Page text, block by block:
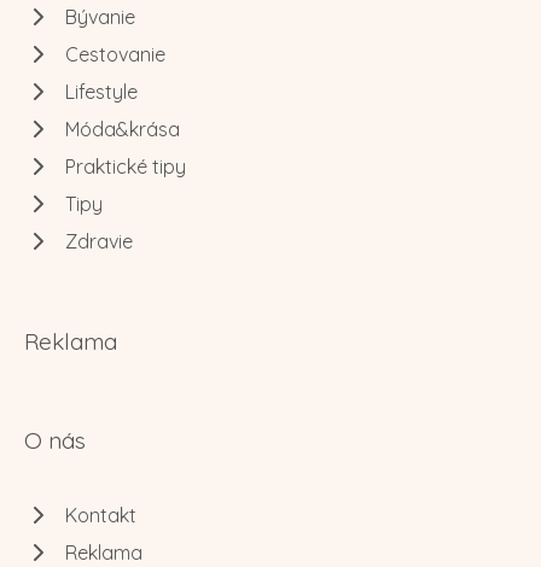
Bývanie
Cestovanie
Lifestyle
Móda&krása
Praktické tipy
Tipy
Zdravie
Reklama
O nás
Kontakt
Reklama